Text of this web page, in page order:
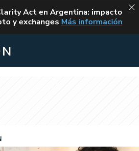
ALERTA
Act en Argentina: impacto
y exchanges CLARITY ACT EN
Más información